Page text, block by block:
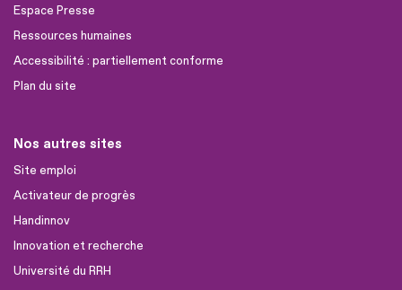
Espace Presse
Ressources humaines
Accessibilité : partiellement conforme
Plan du site
Nos autres sites
Site emploi
Activateur de progrès
Handinnov
Innovation et recherche
Université du RRH